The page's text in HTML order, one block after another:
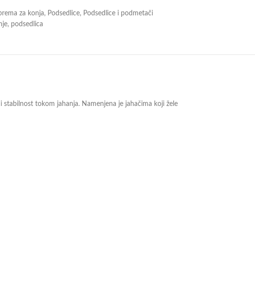
za konja, Podsedlice, Podsedlice i podmetači
, podsedlica
tokom jahanja. Namenjena je jahačima koji žele